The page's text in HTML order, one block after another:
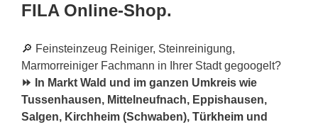
FILA Online-Shop.
🔎 Feinsteinzeug Reiniger, Steinreinigung,
Marmorreiniger Fachmann in Ihrer Stadt gegoogelt?
⏩ In Markt Wald und im ganzen Umkreis wie
Tussenhausen, Mittelneufnach, Eppishausen,
Salgen, Kirchheim (Schwaben), Türkheim und